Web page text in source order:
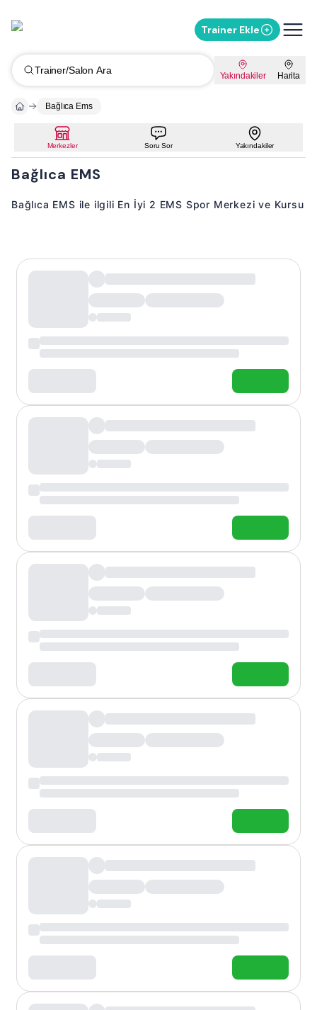
Trainer Ekle
Trainer/Salon Ara Yakındakiler Harita
Bağlıca Ems
Merkezler Soru Sor Yakındakiler
Bağlıca EMS
Bağlıca EMS ile ilgili En İyi 2 EMS Spor Merkezi ve Kursu